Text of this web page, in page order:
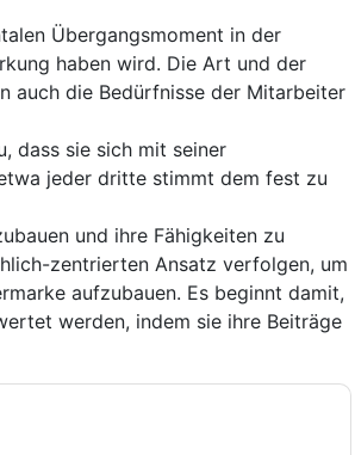
Übergangsmoment in der
haben wird. Die Art und der
auch die Bedürfnisse der Mitarbeiter
dass sie sich mit seiner
jeder dritte stimmt dem fest zu
und ihre Fähigkeiten zu
zentrierten Ansatz verfolgen, um
aufzubauen. Es beginnt damit,
werden, indem sie ihre Beiträge